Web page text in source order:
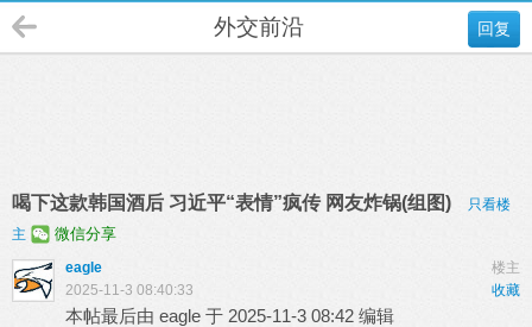
回复
外交前沿
喝下这款韩国酒后 习近平“表情”疯传 网友炸锅(组图)
只看楼
主
微信分享
楼主
eagle
收藏
2025-11-3 08:40:33
本帖最后由 eagle 于 2025-11-3 08:42 编辑